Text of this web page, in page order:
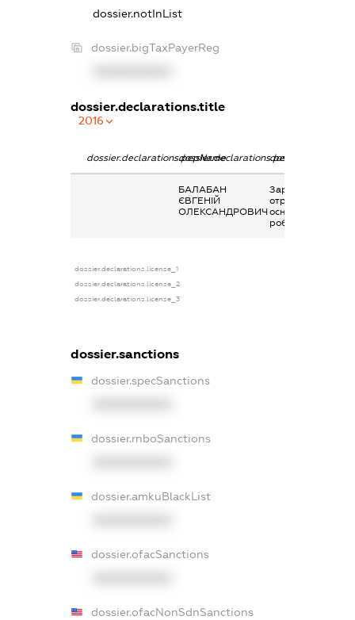
dossier.notInList
dossier.bigTaxPayerReg
dossier.declarations.title
2016
dossier.declarations.pepNamedossier.declarations.personName
БАЛАБАН
ЄВГЕНІЙ
ОЛЕКСАНДРОВИЧ
Заробітна плата
отримана за
основним місцем
роботи
dossier.declarations.license_1
dossier.declarations.license_2
dossier.declarations.license_3
dossier.sanctions
dossier.specSanctions
dossier.rnboSanctions
dossier.amkuBlackList
dossier.ofacSanctions
dossier.ofacNonSdnSanctions